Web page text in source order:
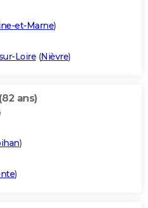
et-Marne)
Loire (Nièvre)
(82 ans)
)
)